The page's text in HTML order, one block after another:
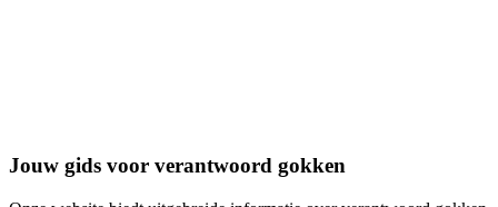
Jouw gids voor verantwoord gokken